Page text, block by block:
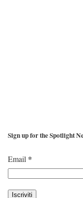
Sign up for the Spotlight
Email *